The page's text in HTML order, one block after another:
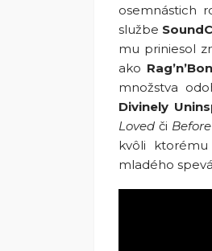
osemnástich
službe
mu priniesol
ako
množstva
Divinely
Loved či
kvôli
mladého